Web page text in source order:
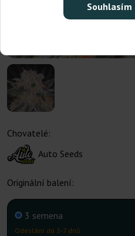
Chovatelé:
Auto Seeds
Originální balení:
3 semena
Odeslání do 3-7 dnů